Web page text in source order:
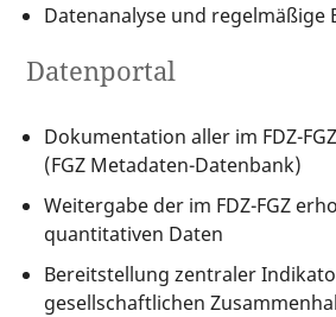
Datenanalyse und
Datenportal
Dokumentation aller im FDZ-
(FGZ Metadaten-Datenbank)
Weitergabe der im FDZ-FGZ
quantitativen Daten
Bereitstellung zentraler
gesellschaftlichen